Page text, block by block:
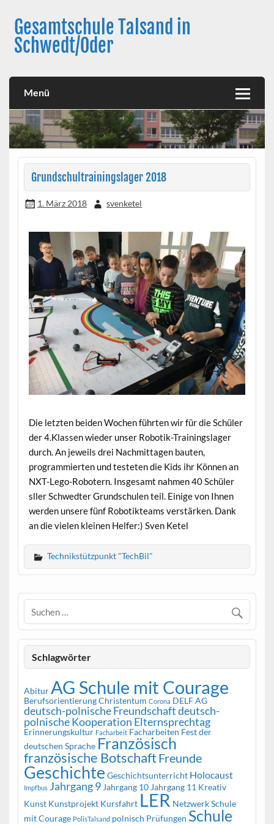
contentGesamtschule Talsand in
Schwedt/Oder
Menü
Grundschultrainingslager 2018
1. März 2018 svenketel
Die letzten beiden Wochen führten wir für die Schüler
der 4.Klassen wieder unser Robotik-Trainingslager
durch. An jeweils drei Nachmittagen bauten,
programmierten und testeten die Kids ihr Können an
NXT-Lego-Robotern. Insgesamt nahmen 40 Schüler
sller Schwedter Grundschulen teil. Einige von Ihnen
werden unsere fünf Robotikteams verstärken. Dank
an die vielen kleinen Helfer:) Sven Ketel
Technikstützpunkt "TechBil"
Schlagwörter
AbiturAG Schule mit Courage
BerufsorientierungChristentum Corona DELF AG
deutsch-polnische Freundschaftdeutsch-
polnische Kooperation Elternsprechtag
Erinnerungskultur Facharbeit Facharbeiten Fest der
deutschen Sprache Französisch
französische BotschaftFreunde
Geschichte Geschichtsunterricht Holocaust
Impfbus Jahrgang 9Jahrgang 10Jahrgang 11 Kreativ
Kunst Kunstprojekt Kursfahrt LER Netzwerk Schule
mit Courage PolisTalsand polnisch Prüfungen Schule